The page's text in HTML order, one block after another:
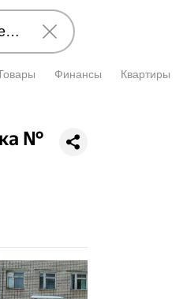
Финансы Квартиры
№